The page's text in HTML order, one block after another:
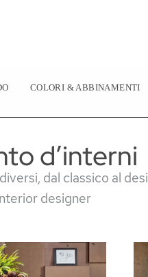
COLORI & ABBINAMENTI
d’interni
dal classico al
designer